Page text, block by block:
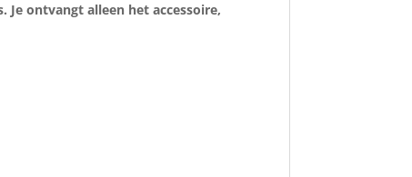
ontvangt alleen het accessoire,